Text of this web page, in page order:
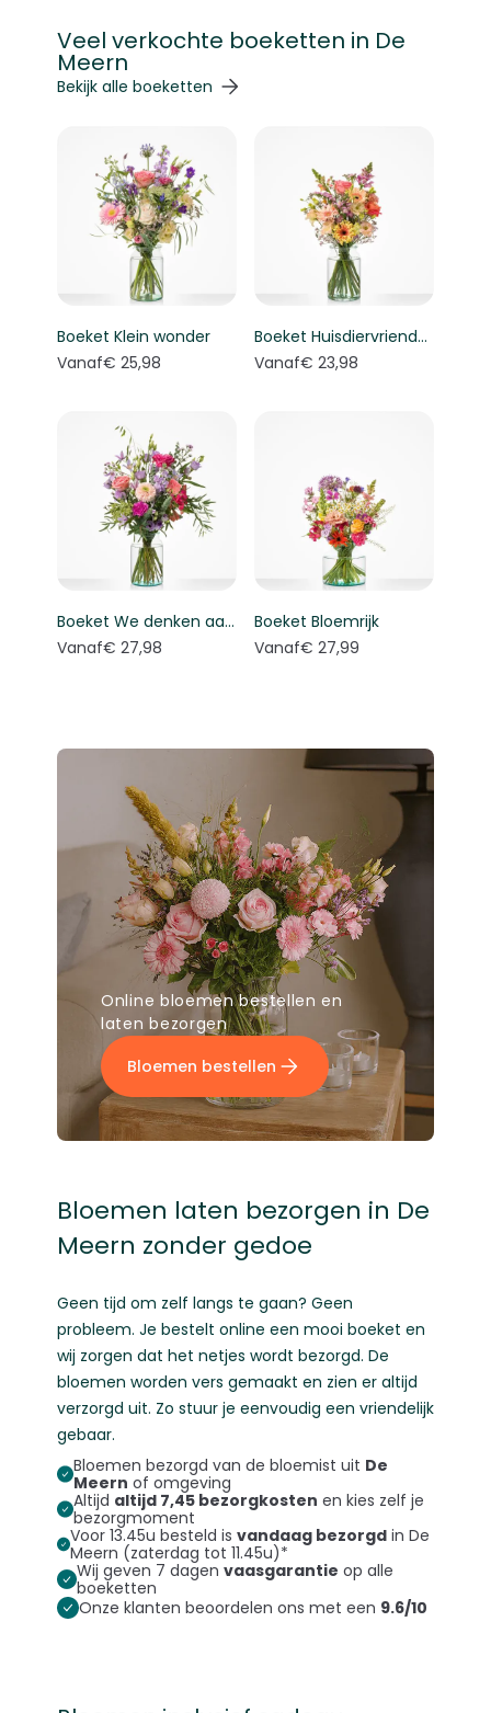
Veel verkochte boeketten in De
Meern
Navigeren door de elementen van de carrousel is
Druk om carrousel over te slaan
Bekijk alle boeketten
Boeket Klein wonder
Vanaf€ 25,98
Boeket Huisdiervriendelijk boeket
Vanaf€ 23,98
Boeket We denken aan je
Vanaf€ 27,98
Boeket Bloemrijk
Vanaf€ 27,99
Online bloemen bestellen en
laten bezorgen
Bloemen bestellen
Bloemen laten bezorgen in De
Meern zonder gedoe
Geen tijd om zelf langs te gaan? Geen
probleem. Je bestelt online een mooi boeket en
wij zorgen dat het netjes wordt bezorgd. De
bloemen worden vers gemaakt en zien er altijd
verzorgd uit. Zo stuur je eenvoudig een vriendelijk
gebaar.
Bloemen bezorgd van de bloemist uit De
Meern of omgeving
Altijd altijd 7,45 bezorgkosten en kies zelf je
bezorgmoment
Voor 13.45u besteld isvandaag bezorgd in De
Meern (zaterdag tot 11.45u)*
Wij geven 7 dagen vaasgarantie op alle
boeketten
Onze klanten beoordelen ons met een 9.6/10